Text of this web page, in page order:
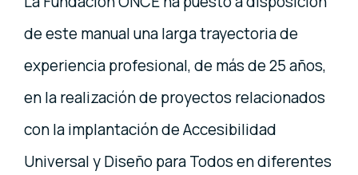
de este manual una larga trayectoria de
experiencia profesional, de más de 25 años,
en la realización de proyectos relacionados
con la implantación de Accesibilidad
Universal y Diseño para Todos en diferentes